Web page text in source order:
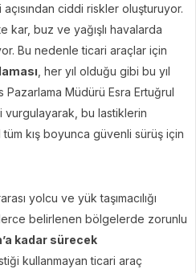
ciddi riskler oluşturuyor.
kar, buz ve yağışlı havalarda
Bu nedenle ticari araçlar için
, her yıl olduğu gibi bu yıl
Pazarlama Müdürü Esra Ertuğrul
vurgulayarak, bu lastiklerin
kış boyunca güvenli sürüş için
yolcu ve yük taşımacılığı
belirlenen bölgelerde zorunlu
kadar sürecek
kullanmayan ticari araç